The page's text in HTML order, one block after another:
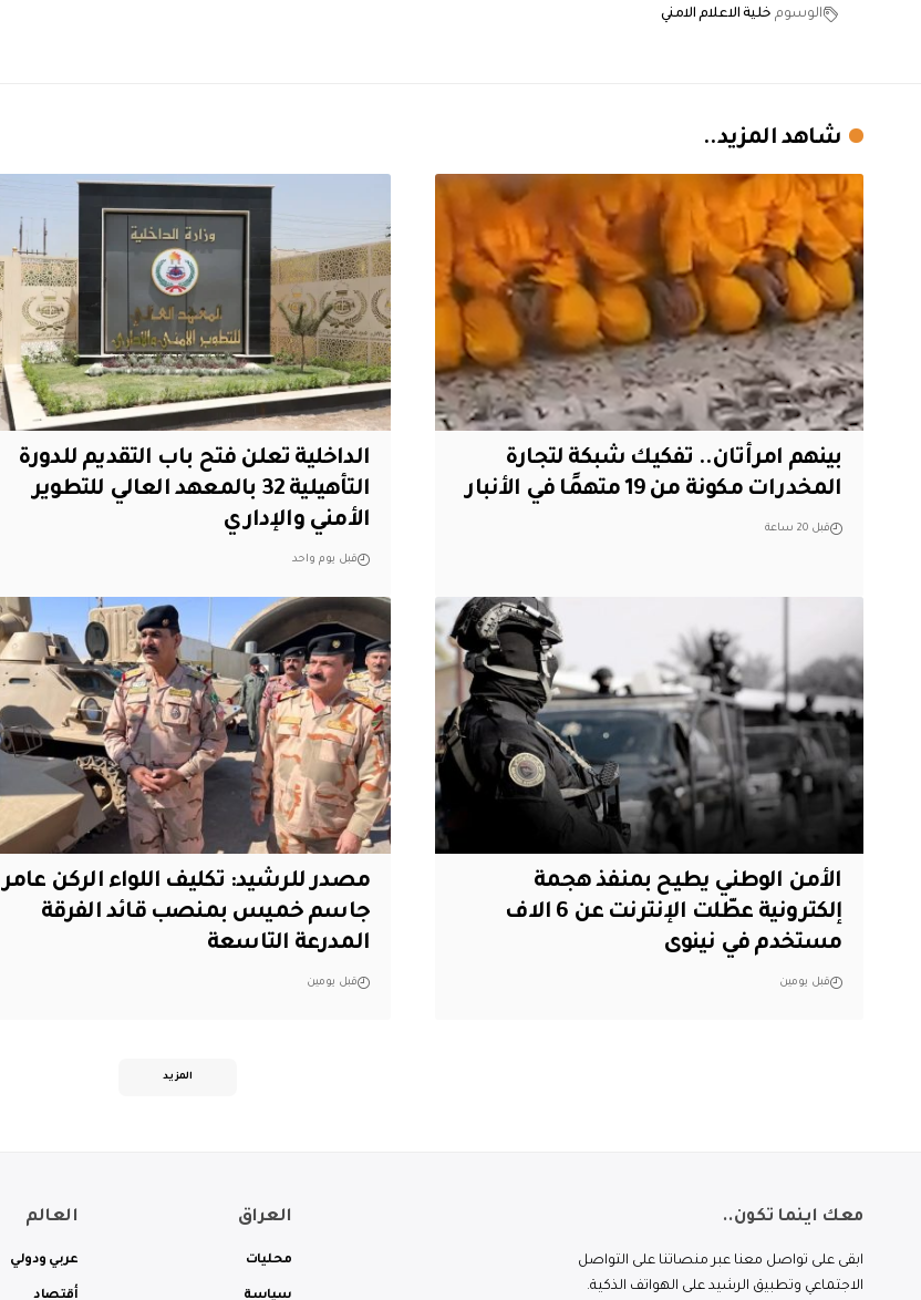
الوسوم خلية الاعلام الامني
شاهد المزيد..
بينهم امرأتان.. تفكيك شبكة لتجارة
المخدرات مكونة من 19 متهمًا في الأنبار
قبل 20 ساعة
الداخلية تعلن فتح باب التقديم للدورة
التأهيلية 32 بالمعهد العالي للتطوير
الأمني والإداري
قبل يوم واحد
الأمن الوطني يطيح بمنفذ هجمة
إلكترونية عطّلت الإنترنت عن 6 الاف
مستخدم في نينوى
قبل يومين
مصدر للرشيد: تكليف اللواء الركن عامر
جاسم خميس بمنصب قائد الفرقة
المدرعة التاسعة
قبل يومين
المزيد
معك اينما تكون..
ابقى على تواصل معنا عبر منصاتنا على التواصل
الاجتماعي وتطبيق الرشيد على الهواتف الذكية.
العراق
محليات
سياسة
العالم
عربي ودولي
أقتصاد